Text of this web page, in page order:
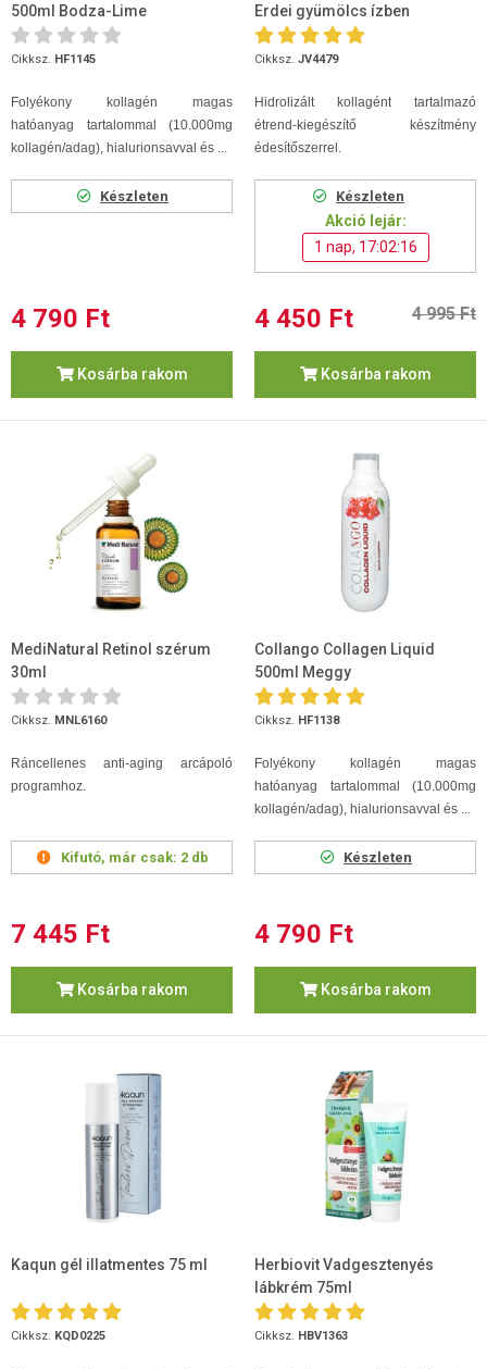
500ml Bodza-Lime
Cikksz. HF1145
Folyékony kollagén magas
hatóanyag tartalommal (10.000mg
kollagén/adag), hialurionsavval és ...
Készleten
4 790 Ft
Kosárba rakom
Erdei gyümölcs ízben
Cikksz. JV4479
Hidrolizált kollagént tartalmazó
étrend-kiegészítő készítmény
édesítőszerrel.
Készleten
Akció lejár:
1 nap, 17:02:15
4 450 Ft 4 995 Ft
Kosárba rakom
MediNatural Retinol szérum
30ml
Cikksz. MNL6160
Ráncellenes anti-aging arcápoló
programhoz.
Kifutó, már csak: 2 db
7 445 Ft
Kosárba rakom
Collango Collagen Liquid
500ml Meggy
Cikksz. HF1138
Folyékony kollagén magas
hatóanyag tartalommal (10.000mg
kollagén/adag), hialurionsavval és ...
Készleten
4 790 Ft
Kosárba rakom
Kaqun gél illatmentes 75 ml
Cikksz. KQD0225
Herbiovit Vadgesztenyés
lábkrém 75ml
Cikksz. HBV1363